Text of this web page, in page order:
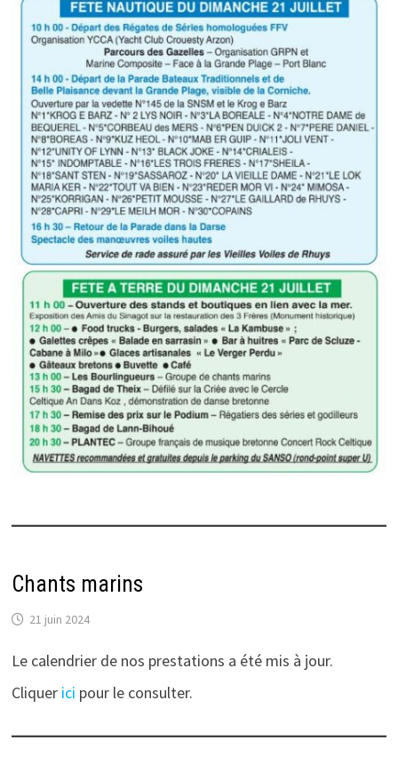
Chants marins
21 juin 2024
Le calendrier de nos prestations a été mis à jour.
Cliquer ici pour le consulter.